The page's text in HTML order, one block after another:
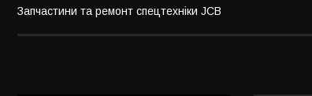
Запчастини та ремонт спецтехніки JCB